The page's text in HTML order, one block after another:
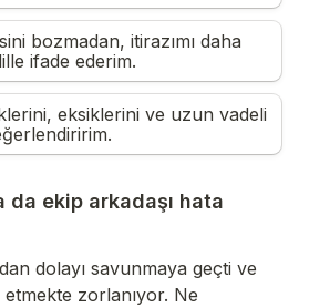
bozmadan, itirazımı daha
ifade ederim.
eksiklerini ve uzun vadeli
da ekip arkadaşı hata
dolayı savunmaya geçti ve
zorlanıyor. Ne